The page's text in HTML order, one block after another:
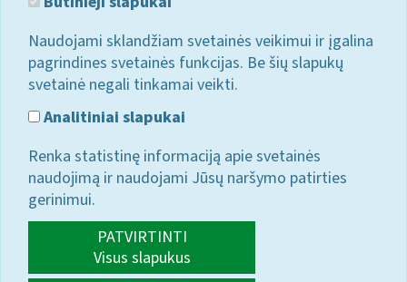
Naudojami sklandžiam svetainės veikimui ir įgalina
pagrindines svetainės funkcijas. Be šių slapukų
svetainė negali tinkamai veikti.
Analitiniai slapukai
Renka statistinę informaciją apie svetainės
naudojimą ir naudojami Jūsų naršymo patirties
gerinimui.
PATVIRTINTI
Visus slapukus